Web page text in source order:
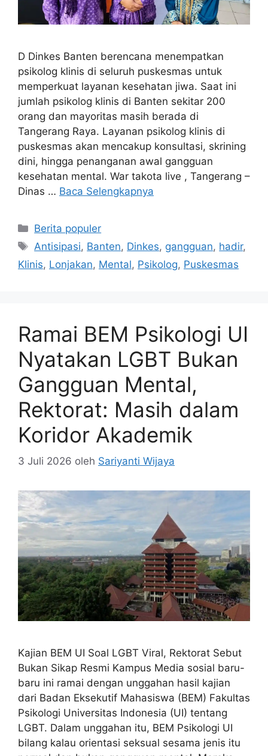
D Dinkes Banten berencana menempatkan
psikolog klinis di seluruh puskesmas untuk
memperkuat layanan kesehatan jiwa. Saat ini
jumlah psikolog klinis di Banten sekitar 200
orang dan mayoritas masih berada di
Tangerang Raya. Layanan psikolog klinis di
puskesmas akan mencakup konsultasi, skrining
dini, hingga penanganan awal gangguan
kesehatan mental. War takota live , Tangerang –
Dinas … Baca Selengkapnya
Kategori
Berita populer
Tag
Antisipasi, Banten, Dinkes, gangguan, hadir,
Klinis, Lonjakan, Mental, Psikolog, Puskesmas
Ramai BEM Psikologi UI
Nyatakan LGBT Bukan
Gangguan Mental,
Rektorat: Masih dalam
Koridor Akademik
3 Juli 2026 oleh Sariyanti Wijaya
Kajian BEM UI Soal LGBT Viral, Rektorat Sebut
Bukan Sikap Resmi Kampus Media sosial baru-
baru ini ramai dengan unggahan hasil kajian
dari Badan Eksekutif Mahasiswa (BEM) Fakultas
Psikologi Universitas Indonesia (UI) tentang
LGBT. Dalam unggahan itu, BEM Psikologi UI
bilang kalau orientasi seksual sesama jenis itu